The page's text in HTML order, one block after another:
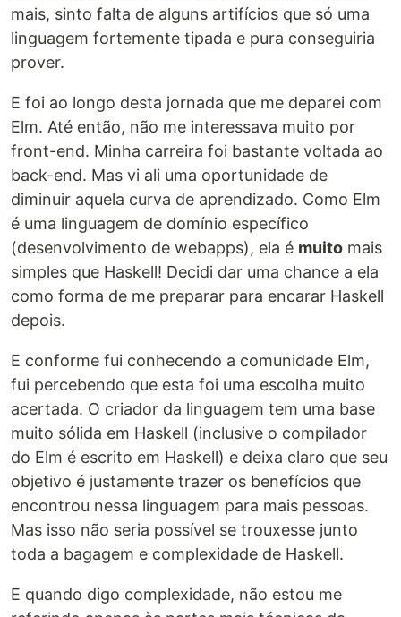
mais, sinto falta de alguns artifícios que só uma
linguagem fortemente tipada e pura conseguiria
prover.
E foi ao longo desta jornada que me deparei com
Elm. Até então, não me interessava muito por
front-end. Minha carreira foi bastante voltada ao
back-end. Mas vi ali uma oportunidade de
diminuir aquela curva de aprendizado. Como Elm
é uma linguagem de domínio específico
(desenvolvimento de webapps), ela é muito mais
simples que Haskell! Decidi dar uma chance a ela
como forma de me preparar para encarar Haskell
depois.
E conforme fui conhecendo a comunidade Elm,
fui percebendo que esta foi uma escolha muito
acertada. O criador da linguagem tem uma base
muito sólida em Haskell (inclusive o compilador
do Elm é escrito em Haskell) e deixa claro que seu
objetivo é justamente trazer os benefícios que
encontrou nessa linguagem para mais pessoas.
Mas isso não seria possível se trouxesse junto
toda a bagagem e complexidade de Haskell.
E quando digo complexidade, não estou me